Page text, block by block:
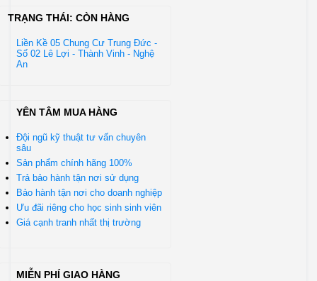
TRẠNG THÁI: CÒN HÀNG
Liền Kề 05 Chung Cư Trung Đức -
Số 02 Lê Lợi - Thành Vinh - Nghệ
An
YÊN TÂM MUA HÀNG
Đội ngũ kỹ thuật tư vấn chuyên
sâu
Sản phẩm chính hãng 100%
Trả bảo hành tận nơi sử dụng
Bảo hành tận nơi cho doanh nghiệp
Ưu đãi riêng cho học sinh sinh viên
Giá cạnh tranh nhất thị trường
MIỄN PHÍ GIAO HÀNG